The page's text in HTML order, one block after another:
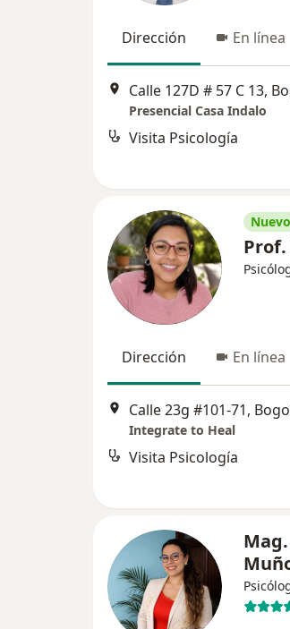
Dirección En línea
Calle 127D # 57 C 13,
Presencial Casa Indalo
Visita Psicología
Dirección En línea
Calle 23g #101-71,
Integrate to Heal
Visita Psicología